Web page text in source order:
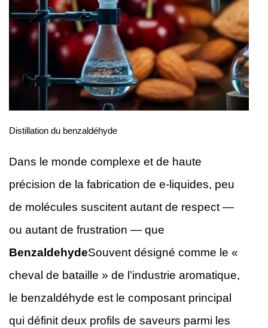
Distillation du benzaldéhyde
Dans le monde complexe et de haute
précision de la fabrication de e-liquides, peu
de molécules suscitent autant de respect —
ou autant de frustration — que
BenzaldehydeSouvent désigné comme le «
cheval de bataille » de l’industrie aromatique,
le benzaldéhyde est le composant principal
qui définit deux profils de saveurs parmi les